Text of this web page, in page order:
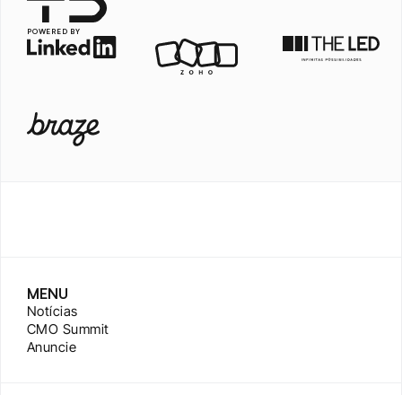
POWERED BY
MENU
Notícias
CMO Summit
Anuncie